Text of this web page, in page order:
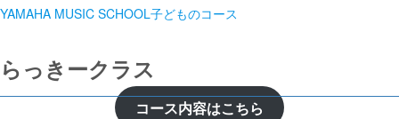
YAMAHA MUSIC SCHOOL子どものコース
らっきークラス
コース内容はこちら